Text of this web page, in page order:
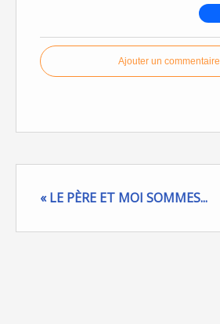
Ajouter un commentaire
« LE PÈRE ET MOI SOMMES...